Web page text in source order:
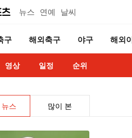
뉴스 연예 날씨
구 해외축구 야구 해외
영상 일정 순위
스 많이 본